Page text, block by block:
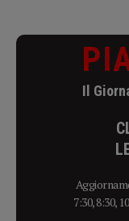
Il
7:30, 8:30,